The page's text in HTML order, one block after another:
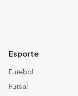
Esporte
Futebol
Futsal